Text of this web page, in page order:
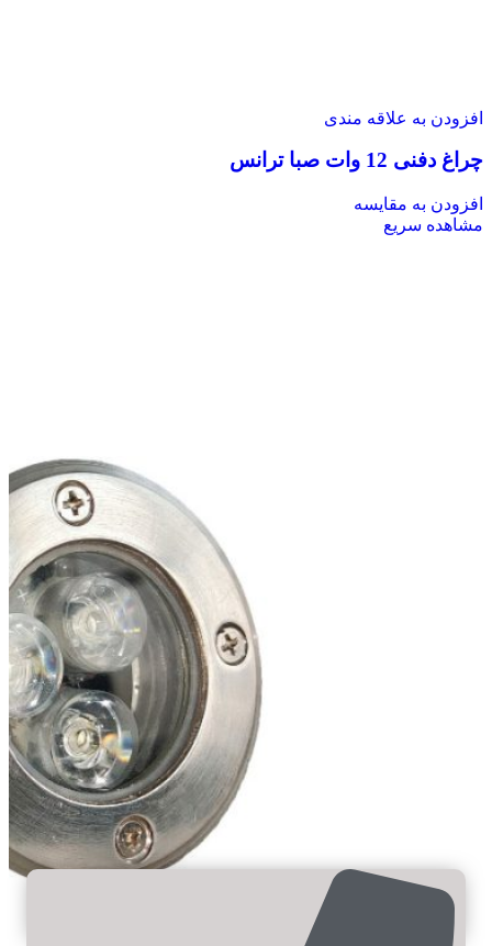
افزودن به علاقه مندی
چراغ دفنی 12 وات صبا ترانس
افزودن به مقایسه
مشاهده سریع